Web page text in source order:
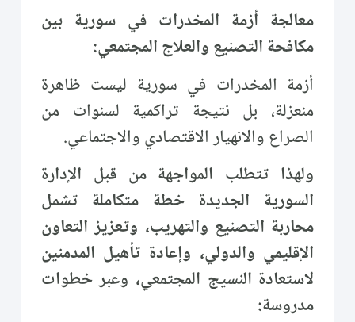
معالجة أزمة المخدرات في سورية بين
مكافحة التصنيع والعلاج المجتمعي:
أزمة المخدرات في سورية ليست ظاهرة
منعزلة، بل نتيجة تراكمية لسنوات من
الصراع والانهيار الاقتصادي والاجتماعي.
ولهذا تتطلب المواجهة من قبل الإدارة
السورية الجديدة خطة متكاملة تشمل
محاربة التصنيع والتهريب، وتعزيز التعاون
الإقليمي والدولي، وإعادة تأهيل المدمنين
لاستعادة النسيج المجتمعي، وعبر خطوات
مدروسة: